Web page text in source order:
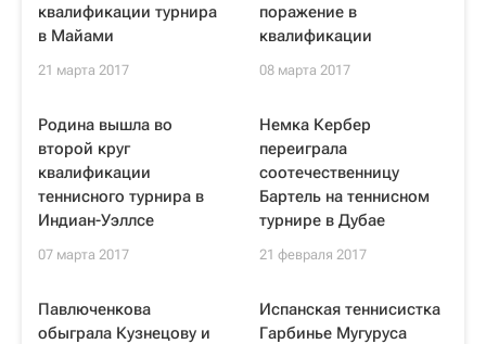
квалификации турнира
в Майами
21 марта 2017
поражение в
квалификации
08 марта 2017
Родина вышла во
второй круг
квалификации
теннисного турнира в
Индиан-Уэллсе
07 марта 2017
Немка Кербер
переиграла
соотечественницу
Бартель на теннисном
турнире в Дубае
21 февраля 2017
Павлюченкова
обыграла Кузнецову и
Испанская теннисистка
Гарбинье Мугуруса